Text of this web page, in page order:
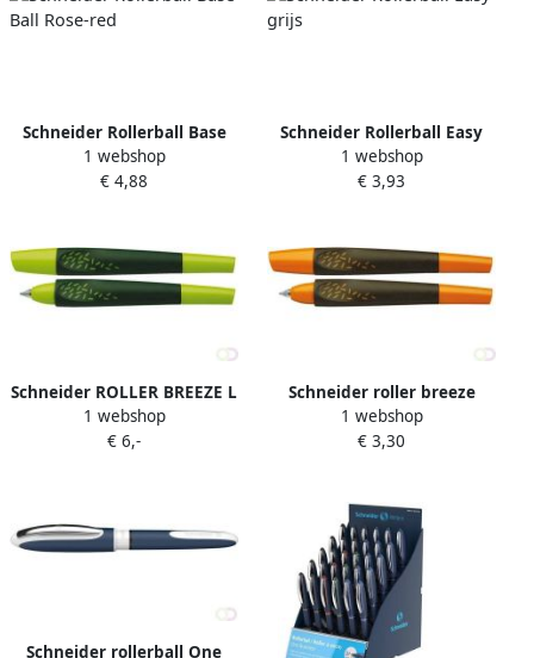
Schneider Rollerball Base
Ball Rose-red
1 webshop
€ 4,88
Schneider Rollerball Easy
grijs
1 webshop
€ 3,93
Schneider ROLLER BREEZE L
GRN
1 webshop
€ 6,-
Schneider roller breeze
oranje lichaam
1 webshop
€ 3,30
Schneider rollerball One